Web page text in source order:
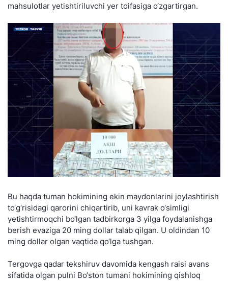
mahsulotlar yetishtiriluvchi yer toifasiga o‘zgartirgan.
Bu haqda tuman hokimining ekin maydonlarini joylashtirish
to‘g‘risidagi qarorini chiqartirib, uni kavrak o‘simligi
yetishtirmoqchi bo‘lgan tadbirkorga 3 yilga foydalanishga
berish evaziga 20 ming dollar talab qilgan. U oldindan 10
ming dollar olgan vaqtida qo‘lga tushgan.
Tergovga qadar tekshiruv davomida kengash raisi avans
sifatida olgan pulni Bo‘ston tumani hokimining qishloq